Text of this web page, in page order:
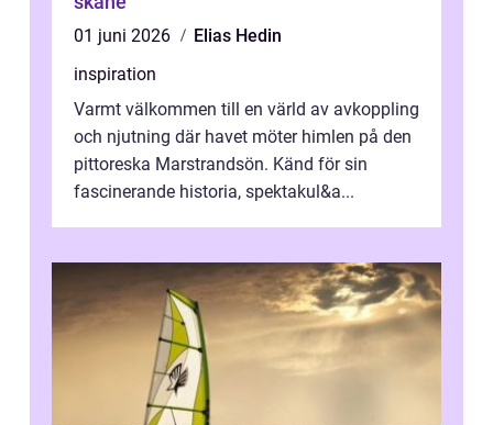
01 juni 2026
Elias Hedin
inspiration
Varmt välkommen till en värld av avkoppling
och njutning där havet möter himlen på den
pittoreska Marstrandsön. Känd för sin
fascinerande historia, spektakul&a...